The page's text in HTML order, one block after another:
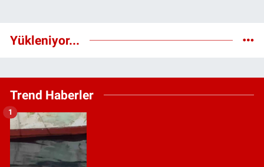
Yükleniyor...
Trend Haberler
1